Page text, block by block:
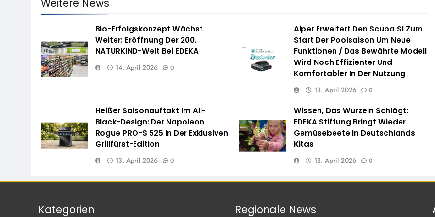
Weitere News
Bio-Erfolgskonzept Wächst
Weiter: Eröffnung Der 200.
NATURKIND-Welt Bei EDEKA
14. April 2026 0
Aiper Erweitert Den Scuba S1 Zum
Start Der Poolsaison Um Neue
Funktionen / Das Bewährte Modell
Wird Noch Effizienter Und
Komfortabler In Der Nutzung
13. April 2026 0
Heißer Saisonauftakt Im All-
Black-Design: Der Napoleon
Rogue PRO-S 525 In Der Exklusiven
Grillfürst-Edition
13. April 2026 0
Wissen, Das Wurzeln Schlägt:
EDEKA Stiftung Bringt Wieder
Gemüsebeete In Deutschlands
Kitas
13. April 2026 0
Kategorien Regionale News